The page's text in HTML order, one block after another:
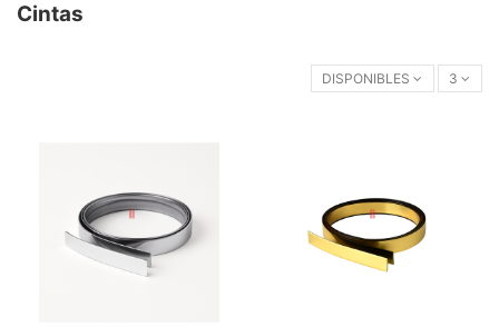
Cintas
DISPONIBLES 3